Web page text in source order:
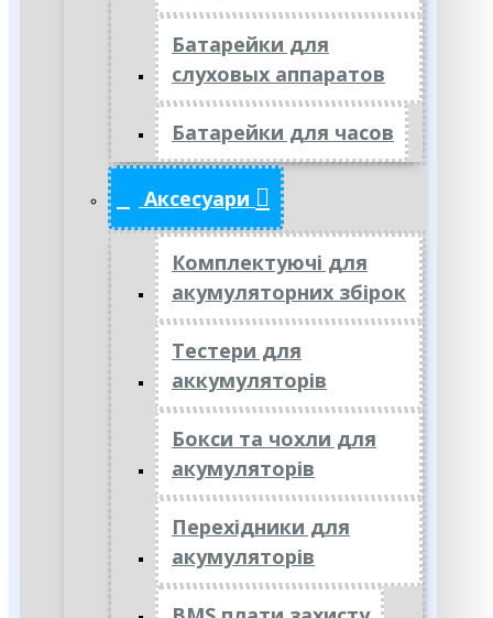
Батарейки для
слуховых аппаратов
Батарейки для часов
Аксесуари
Комплектуючі для
акумуляторних збірок
Тестери для
аккумуляторів
Бокси та чохли для
акумуляторів
Перехідники для
акумуляторів